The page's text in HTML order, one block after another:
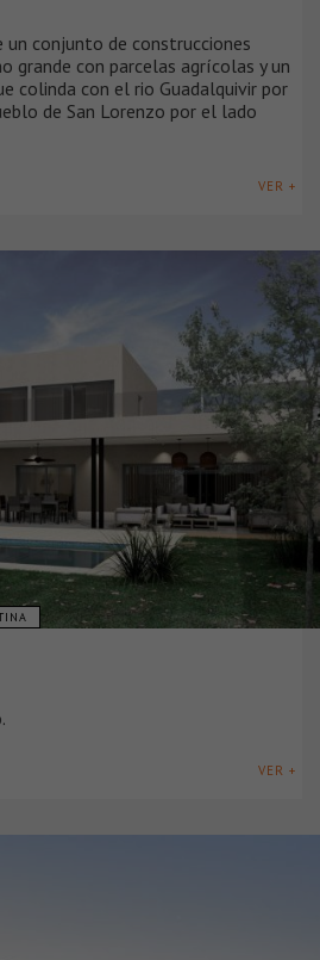
conjunto de construcciones
grande con parcelas agrícolas y un
colinda con el rio Guadalquivir por
de San Lorenzo por el lado
VER +
VER +